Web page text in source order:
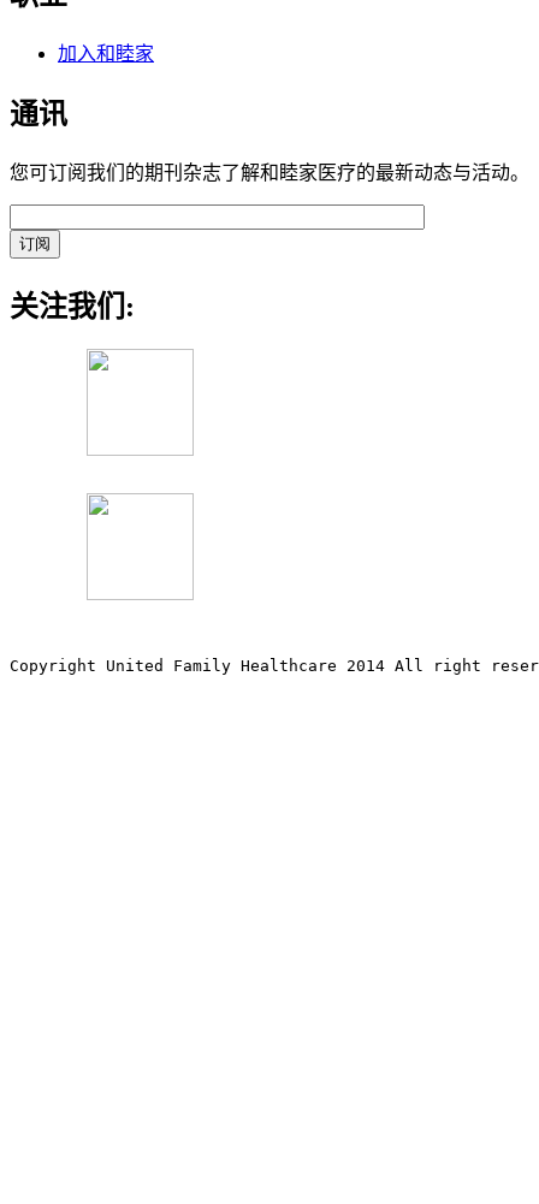
加入和睦家
通讯
您可订阅我们的期刊杂志了解和睦家医疗的最新动态与活动。
关注我们:
Copyright United Family Healthcare 2014 All right